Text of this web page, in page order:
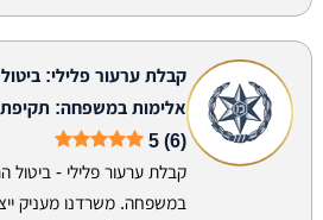
קבלת ערעור פלילי:
אלימות במשפחה: תקיפת
5 (6)
קבלת ערעור פלילי - ביטול
במשפחה. משרדנו מעניק